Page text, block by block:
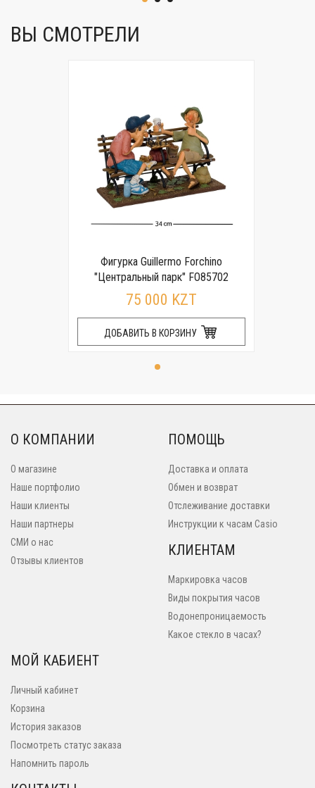
ВЫ СМОТРЕЛИ
Фигурка Guillermo Forchino
"Центральный парк" FO85702
75 000 KZT
ДОБАВИТЬ В КОРЗИНУ
О КОМПАНИИ
О магазине
Наше портфолио
Наши клиенты
Наши партнеры
СМИ о нас
Отзывы клиентов
ПОМОЩЬ
Доставка и оплата
Обмен и возврат
Отслеживание доставки
Инструкции к часам Casio
КЛИЕНТАМ
Маркировка часов
Виды покрытия часов
Водонепроницаемость
Какое стекло в часах?
МОЙ КАБИЕНТ
Личный кабинет
Корзина
История заказов
Посмотреть статус заказа
Напомнить пароль